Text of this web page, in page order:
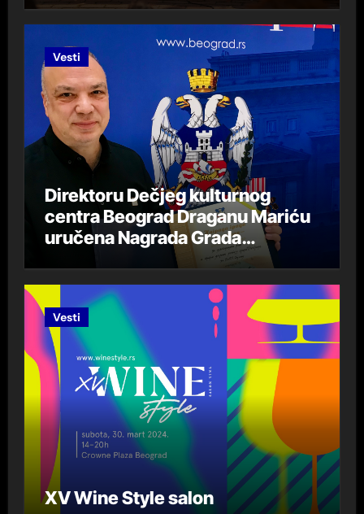
Vesti
Direktoru Dečjeg kulturnog
centra Beograd Draganu Mariću
uručena Nagrada Grada
Beograda „DespotStefan
Lazarević“ za 2023. godinu
Vesti
XV Wine Style salon